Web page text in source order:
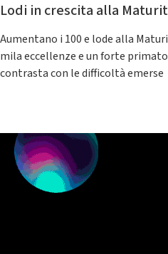
Lodi in crescita alla
Aumentano i 100 e lode alla
mila eccellenze e un forte
contrasta con le difficoltà emerse